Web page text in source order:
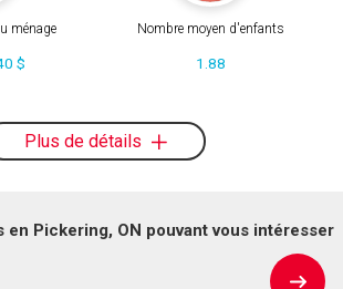
ménage
$
Nombre moyen d'enfants
1.88
Plus de détails
Pickering, ON pouvant vous intéresser